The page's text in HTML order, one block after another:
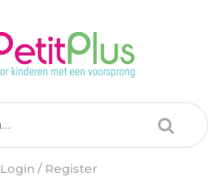
Login / RegisterLogin